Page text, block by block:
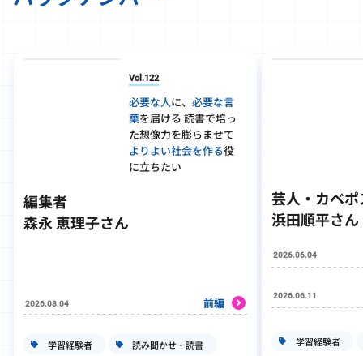
Vol.122
必要な人に、 必要な言
葉を届ける 読書で培っ
た想像力を膨らませて
よりよい社会を作る役
に立ちたい
編集者
森永 恵理子さん
2026.08.04 前編
学習経験者 読み聞かせ・読書
芸人・カベ
浜田順平さん
2026.06.04
2026.06.11
学習経験者